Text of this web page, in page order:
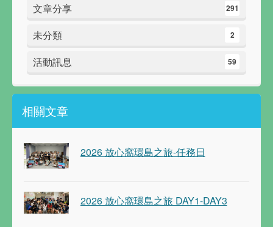
文章分享 291
未分類 2
活動訊息 59
相關文章
2026 放心窩環島之旅-任務日
2026 放心窩環島之旅 DAY1-DAY3